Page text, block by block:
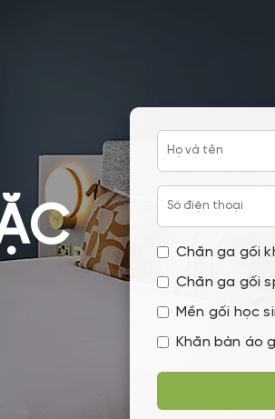
Chăn ga gối
Chăn ga gối
Mền gối học
Khăn bàn áo